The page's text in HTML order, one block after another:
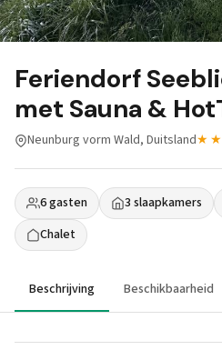
Feriendorf
met Sauna &
Neunburg vorm Wald, Duitsland
6 gasten 3 slaapkamers
Chalet
Beschrijving Beschikbaarheid